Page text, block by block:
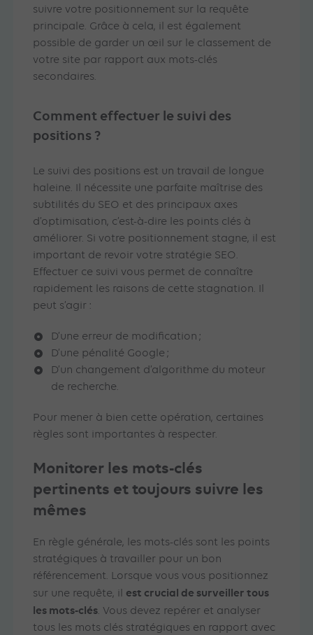
suivre votre positionnement sur la requête
principale. Grâce à cela, il est également
possible de garder un œil sur le classement de
votre site par rapport aux mots-clés
secondaires.
Comment effectuer le suivi des
positions ?
Le suivi des positions est un travail de longue
haleine. Il nécessite une parfaite maîtrise des
subtilités du SEO et des principaux axes
d’optimisation, c’est-à-dire les points clés à
améliorer. Si votre positionnement stagne, il est
important de revoir votre stratégie SEO.
Effectuer ce suivi vous permet de connaître
rapidement les raisons de cette stagnation. Il
peut s’agir :
D’une erreur de modification ;
D’une pénalité Google ;
D’un changement d’algorithme du moteur
de recherche.
Pour mener à bien cette opération, certaines
règles sont importantes à respecter.
Monitorer les mots-clés
pertinents et toujours suivre les
mêmes
En règle générale, les mots-clés sont les points
stratégiques à travailler pour un bon
référencement. Lorsque vous vous positionnez
sur une requête, il est crucial de surveiller tous
les mots-clés. Vous devez repérer et analyser
tous les mots clés stratégiques en rapport avec